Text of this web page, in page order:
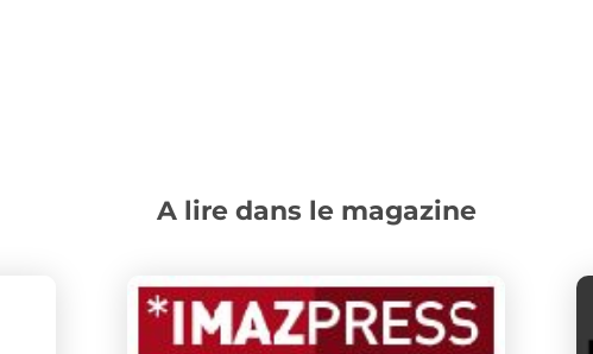
A lire dans le magazine